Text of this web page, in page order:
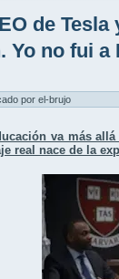
de
Yo no fui
por el-brujo
va más
real nace de la